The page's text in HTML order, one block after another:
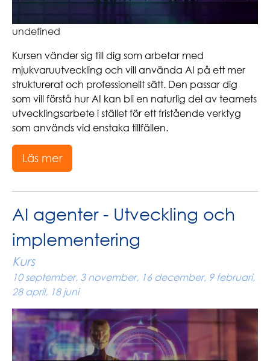
undefined
Kursen vänder sig till dig som arbetar med
mjukvaruutveckling och vill använda AI på ett mer
strukturerat och professionellt sätt. Den passar dig
som vill förstå hur AI kan bli en naturlig del av teamets
utvecklingsarbete i stället för ett fristående verktyg
som används vid enstaka tillfällen.
Läs mer
AI agenter - Utveckling och
implementering
Kurs
10 september, 3 november, 16 december, 9 februari,
28 april, 18 juni